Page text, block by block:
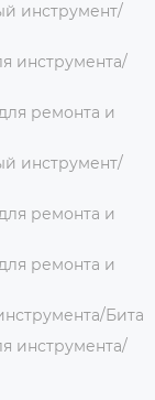
инструмент/
инструмента/
ремонта и
инструмент/
ремонта и
ремонта и
Бита
инструмента/